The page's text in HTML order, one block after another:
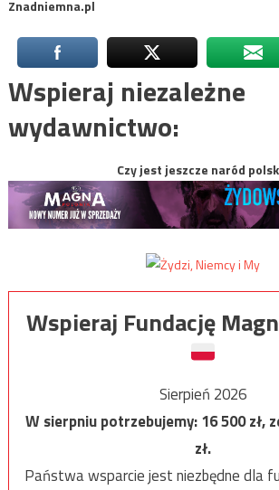
Znadniemna.pl
Wspieraj niezależne
wydawnictwo:
Czy jest jeszcze naród
Wspieraj Fundację
Sierpień 2026
W sierpniu potrzebujemy:16 500zł,
zł.
Państwa wsparcie jest niezbędne dla